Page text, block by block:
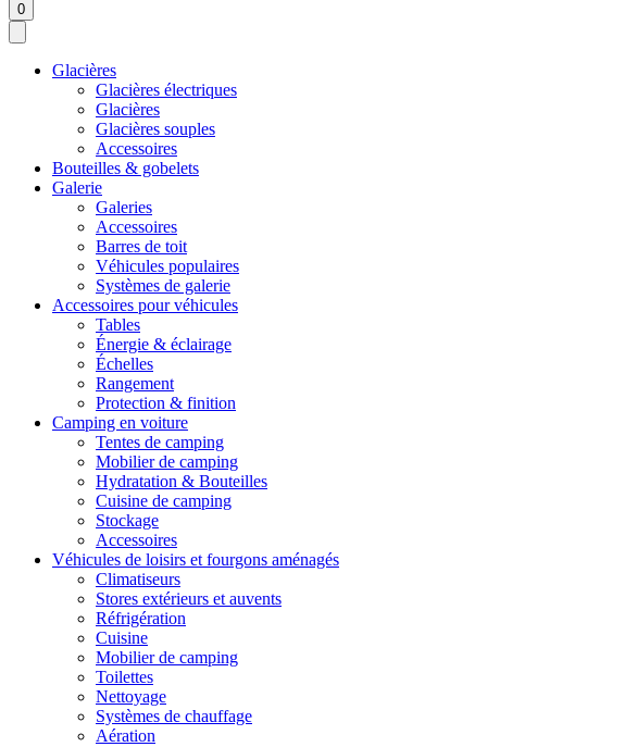
0
Glacières
Glacières électriques
Glacières
Glacières souples
Accessoires
Bouteilles & gobelets
Galerie
Galeries
Accessoires
Barres de toit
Véhicules populaires
Systèmes de galerie
Accessoires pour véhicules
Tables
Énergie & éclairage
Échelles
Rangement
Protection & finition
Camping en voiture
Tentes de camping
Mobilier de camping
Hydratation & Bouteilles
Cuisine de camping
Stockage
Accessoires
Véhicules de loisirs et fourgons aménagés
Climatiseurs
Stores extérieurs et auvents
Réfrigération
Cuisine
Mobilier de camping
Toilettes
Nettoyage
Systèmes de chauffage
Aération